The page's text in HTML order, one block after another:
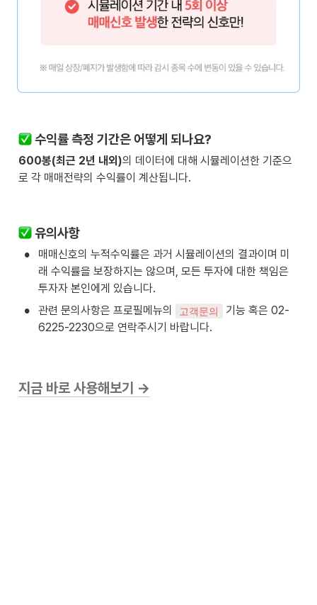
수익률 측정 기간은 어떻게 되나요?
600봉(최근 2년 내외)의 데이터에 대해 시뮬레이션한 기준으
로 각 매매전략의 수익률이 계산됩니다.
유의사항
•
매매신호의 누적수익률은 과거 시뮬레이션의 결과이며 미
래 수익률을 보장하지는 않으며, 모든 투자에 대한 책임은
투자자 본인에게 있습니다.
• 관련 문의사항은 프로필메뉴의 고객문의
기능 혹은 02-
6225-2230으로 연락주시기 바랍니다.
지금 바로 사용해보기 →